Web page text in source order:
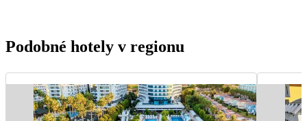
Podobné hotely v regionu